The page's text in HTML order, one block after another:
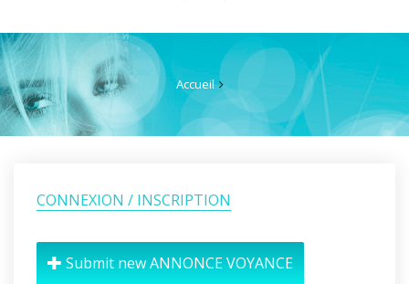
Accueil
CONNEXION / INSCRIPTION
Submit new ANNONCE VOYANCE